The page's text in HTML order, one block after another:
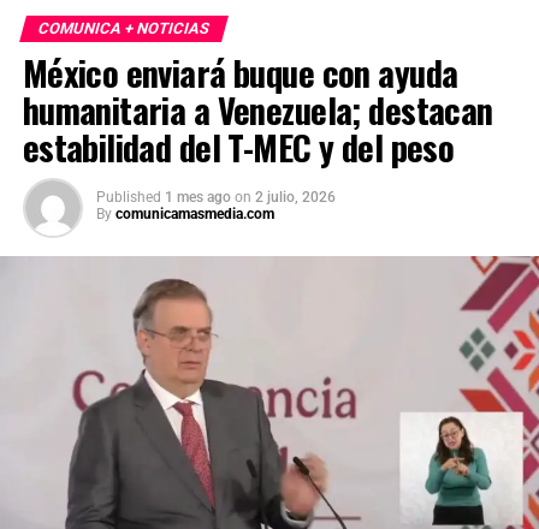
COMUNICA + NOTICIAS
México enviará buque con ayuda
humanitaria a Venezuela; destacan
estabilidad del T-MEC y del peso
Published 1 mes ago on 2 julio, 2026
By comunicamasmedia.com